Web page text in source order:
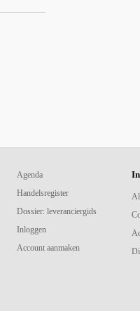
Agenda
Handelsregister
Dossier: leveranciergids
Inloggen
Account aanmaken